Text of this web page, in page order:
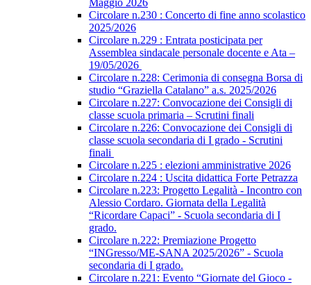
Maggio 2026
Circolare n.230 : Concerto di fine anno scolastico
2025/2026
Circolare n.229 : Entrata posticipata per
Assemblea sindacale personale docente e Ata –
19/05/2026
Circolare n.228: Cerimonia di consegna Borsa di
studio “Graziella Catalano” a.s. 2025/2026
Circolare n.227: Convocazione dei Consigli di
classe scuola primaria – Scrutini finali
Circolare n.226: Convocazione dei Consigli di
classe scuola secondaria di I grado - Scrutini
finali
Circolare n.225 : elezioni amministrative 2026
Circolare n.224 : Uscita didattica Forte Petrazza
Circolare n.223: Progetto Legalità - Incontro con
Alessio Cordaro. Giornata della Legalità
“Ricordare Capaci” - Scuola secondaria di I
grado.
Circolare n.222: Premiazione Progetto
“INGresso/ME-SANA 2025/2026” - Scuola
secondaria di I grado.
Circolare n.221: Evento “Giornate del Gioco -